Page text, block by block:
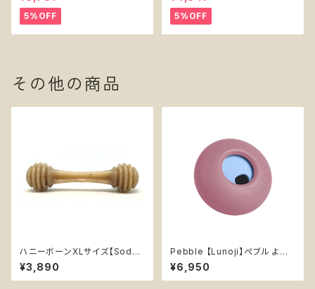
c Quokka】
5%OFF
Shark】
5%OFF
その他の商品
ハニーボーンXLサイズ【SodaP
up】デンタル 超耐久性 丈夫 カ
ミカミ おもちゃ チュートイ ソダ
パップ Honey Bone
¥3,890
Pebble 【Lunoji】ぺブル より
楽しい食事タイム 知育玩具 エ
ンリッチメント 早食い防止
¥6,950